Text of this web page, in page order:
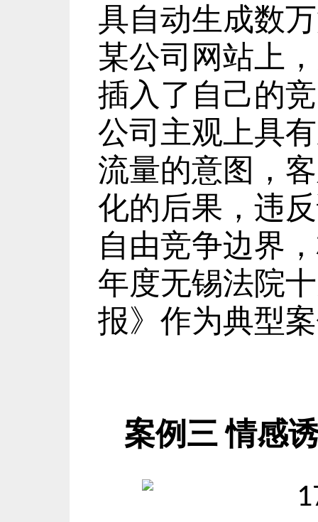
具自动生成数
某公司网站上
插入了自己的
公司主观上具
流量的意图，
化的后果，违
自由竞争边界
年度无锡法院
报》作为典型
案例三 情感